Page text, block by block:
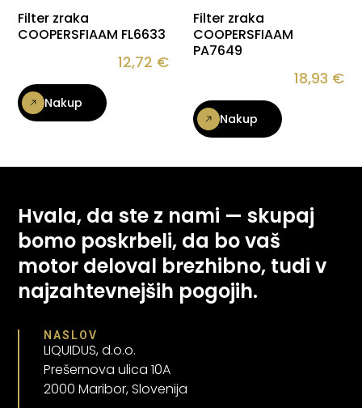
Filter zraka
COOPERSFIAAM FL6633
12,72 €
Nakup
Filter zraka
COOPERSFIAAM
PA7649
18,93 €
Nakup
Hvala, da ste z nami — skupaj
bomo poskrbeli, da bo vaš
motor deloval brezhibno, tudi v
najzahtevnejših pogojih.
NASLOV
LIQUIDUS, d.o.o.
Prešernova ulica 10A
2000 Maribor, Slovenija